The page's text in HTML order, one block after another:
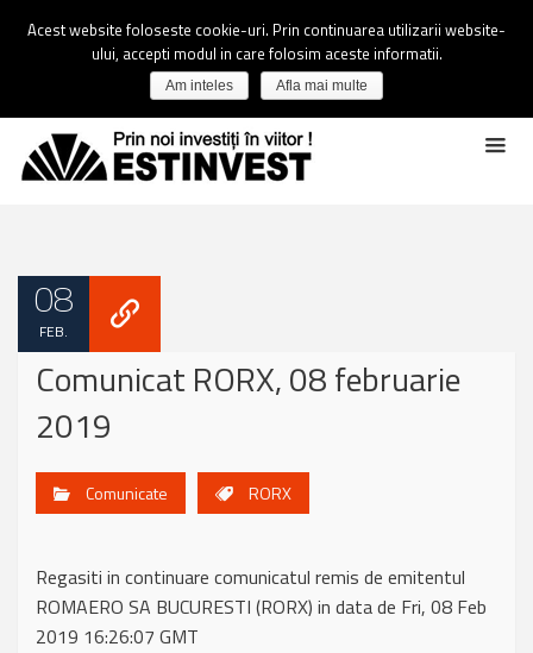
08
FEB.
Comunicat RORX, 08 februarie
2019
Comunicate RORX
Regasiti in continuare comunicatul remis de emitentul
ROMAERO SA BUCURESTI (RORX) in data de Fri, 08 Feb
2019 16:26:07 GMT
Acest website foloseste cookie-uri. Prin continuarea utilizarii website-
ului, accepti modul in care folosim aceste informatii.
Am inteles Afla mai multe